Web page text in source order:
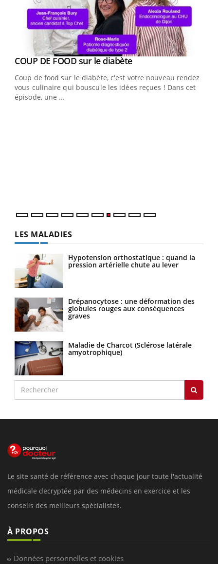
Youtube
COUP DE FOOD sur le diabèteYoutube
Coup de food sur le diabète, c'est votre nouveau rendez-
vous culinaire qui bouscule les idées reçues ! Dans cet
épisode, une ...
LES MALADIES
Hypotension orthostatique : quand la
pression artérielle chute au lever
Drépanocytose : une déformation des
globules rouges aux conséquences
graves
Maladie de Charcot (Sclérose latérale
amyotrophique)
Le site santé de référence avec chaque jour toute l'actualité
médicale decryptée par des médecins en exercice et les
conseils des meilleurs spécialistes.
À PROPOS
Données personnelles et cookies